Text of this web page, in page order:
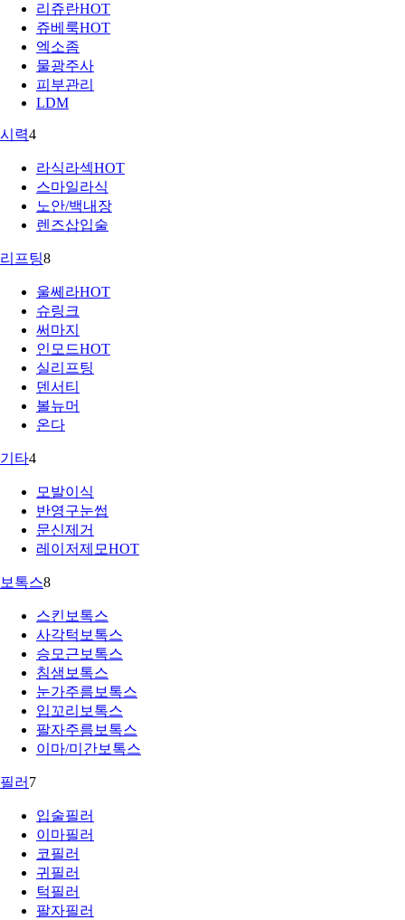
리쥬란HOT
쥬베룩HOT
엑소좀
물광주사
피부관리
LDM
시력4
라식라섹HOT
스마일라식
노안/백내장
렌즈삽입술
리프팅8
울쎄라HOT
슈링크
써마지
인모드HOT
실리프팅
덴서티
볼뉴머
온다
기타4
모발이식
반영구눈썹
문신제거
레이저제모HOT
보톡스8
스킨보톡스
사각턱보톡스
승모근보톡스
침샘보톡스
눈가주름보톡스
입꼬리보톡스
팔자주름보톡스
이마/미간보톡스
필러 7
입술필러
이마필러
코필러
귀필러
턱필러
팔자필러